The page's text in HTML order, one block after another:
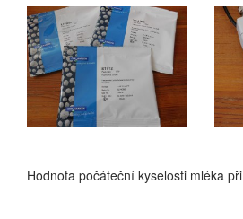
Hodnota počáteční kyselosti mléka při